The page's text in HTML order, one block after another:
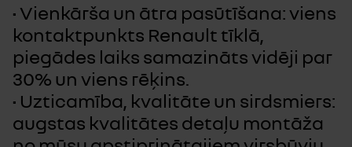
• Vienkārša un ātra pasūtīšana: viens
kontaktpunkts Renault tīklā,
piegādes laiks samazināts vidēji par
30% un viens rēķins.
• Uzticamība, kvalitāte un sirdsmiers:
augstas kvalitātes detaļu montāža